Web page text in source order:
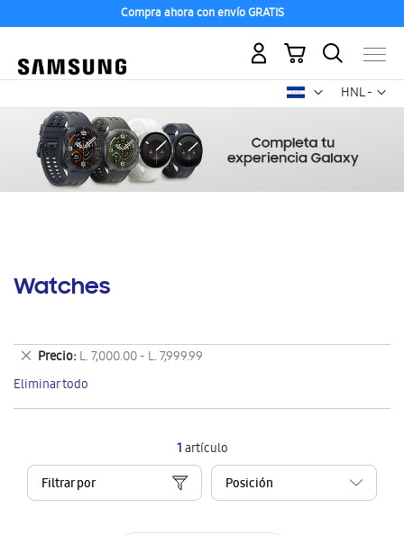
Compra ahora con envío GRATIS
HNL -
lempira
Mi carrito
Watches
1artículo
Filtrar por
Precio L. 7,000.00 - L. 7,999.99
Eliminar
este
artículo
Eliminar todo